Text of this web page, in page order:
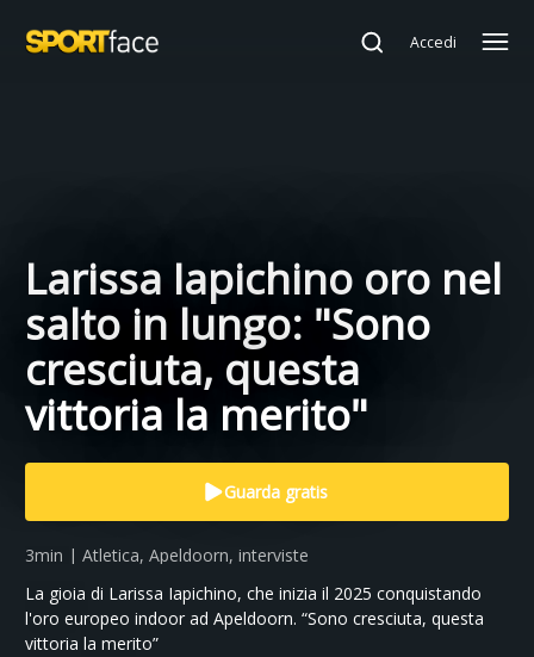
Accedi
Larissa Iapichino oro nel
salto in lungo: "Sono
cresciuta, questa
vittoria la merito"
Guarda gratis
3min | Atletica, Apeldoorn, interviste
La gioia di Larissa Iapichino, che inizia il 2025 conquistando
l'oro europeo indoor ad Apeldoorn. “Sono cresciuta, questa
vittoria la merito”